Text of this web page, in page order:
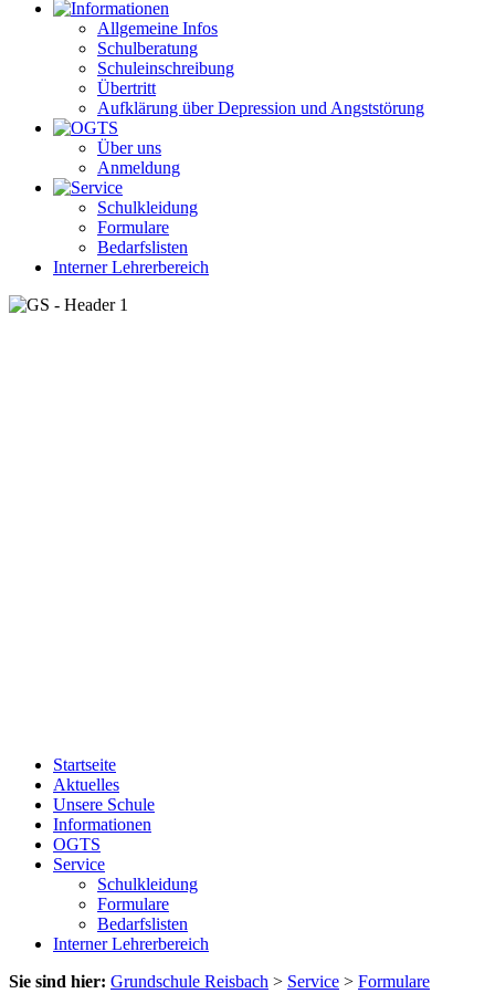
Allgemeine Infos
Schulberatung
Schuleinschreibung
Übertritt
Aufklärung über Depression und Angststörung
Über uns
Anmeldung
Schulkleidung
Formulare
Bedarfslisten
Interner Lehrerbereich
Startseite
Aktuelles
Unsere Schule
Informationen
OGTS
Service
Schulkleidung
Formulare
Bedarfslisten
Interner Lehrerbereich
Sie sind hier: Grundschule Reisbach > Service > Formulare